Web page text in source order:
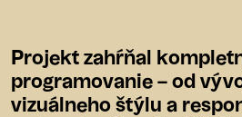
Projekt zahŕňal
programovanie – od
vizuálneho štýlu a